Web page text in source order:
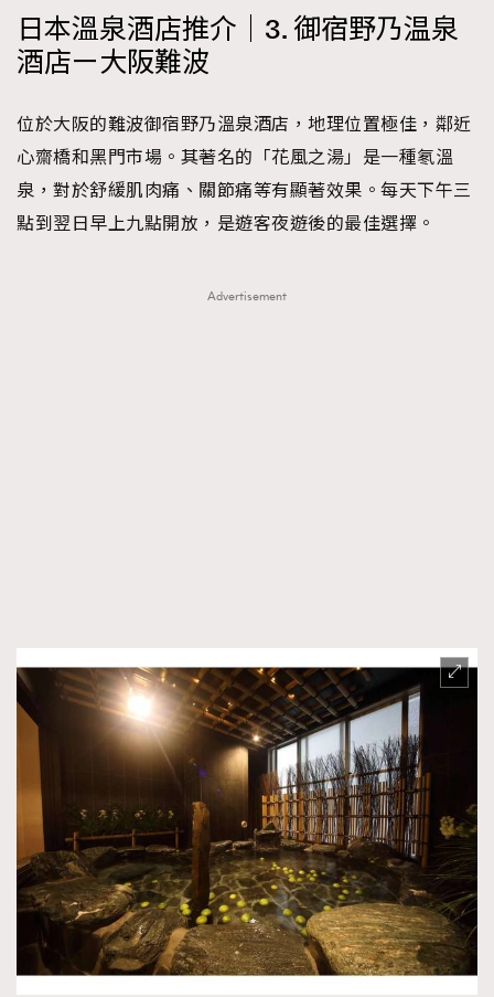
日本溫泉酒店推介｜3. 御宿野乃温泉
酒店ー大阪難波
位於大阪的難波御宿野乃溫泉酒店，地理位置極佳，鄰近
心齋橋和黑門市場。其著名的「花風之湯」是一種氡溫
泉，對於舒緩肌肉痛、關節痛等有顯著效果。每天下午三
點到翌日早上九點開放，是遊客夜遊後的最佳選擇。
Advertisement